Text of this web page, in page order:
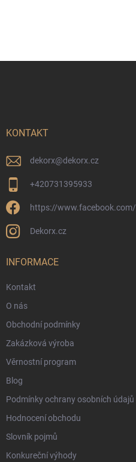
KONTAKT
dekorx@dekorx.cz
+420731395933
https://
Dekorx.cz
INFORMACE
Kontakt
O nás
Obchodní podmínky
Zakázková výroba
Věrnostní program
Blog
Podmínky ochrany osobních údajů
Hodnocení obchodu
Slovník pojmů
Konkureční výhody